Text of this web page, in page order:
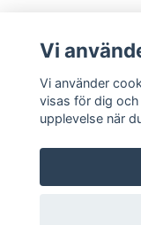
©
Vi
Vi använder
visas för dig
upplevelse när